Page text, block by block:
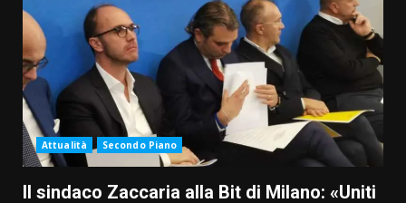
Attualità Secondo Piano
Il sindaco Zaccaria alla Bit di Milano: «Uniti